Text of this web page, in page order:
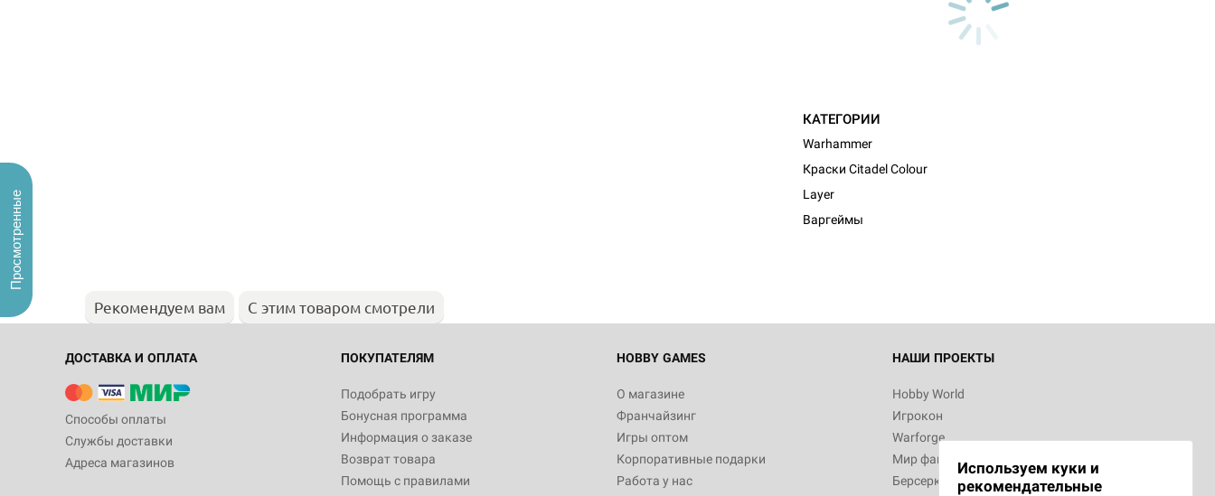
КАТЕГОРИИ
Warhammer
Краски Citadel Colour
Layer
Варгеймы
Рекомендуем вам С этим товаром смотрели
ДОСТАВКА И ОПЛАТА
Способы оплаты
Службы доставки
Адреса магазинов
ПОКУПАТЕЛЯМ
Подобрать игру
Бонусная программа
Информация о заказе
Возврат товара
Помощь с правилами
HOBBY GAMES
О магазине
Франчайзинг
Игры оптом
Корпоративные подарки
Работа у нас
НАШИ ПРОЕКТЫ
Hobby World
Игрокон
Warforge
Мир фантастики
Берсерк
Используем куки и
рекомендательные
Просмотренные
Настольная игра Hobby World Журнал
"Мир фантастики. Спецвыпуск: Братья
империи: Боевая тревога
799
Настольная игра Hobby World Сумерки
империи. Четвёртая редакция: Грозовой
Рубеж
12 990